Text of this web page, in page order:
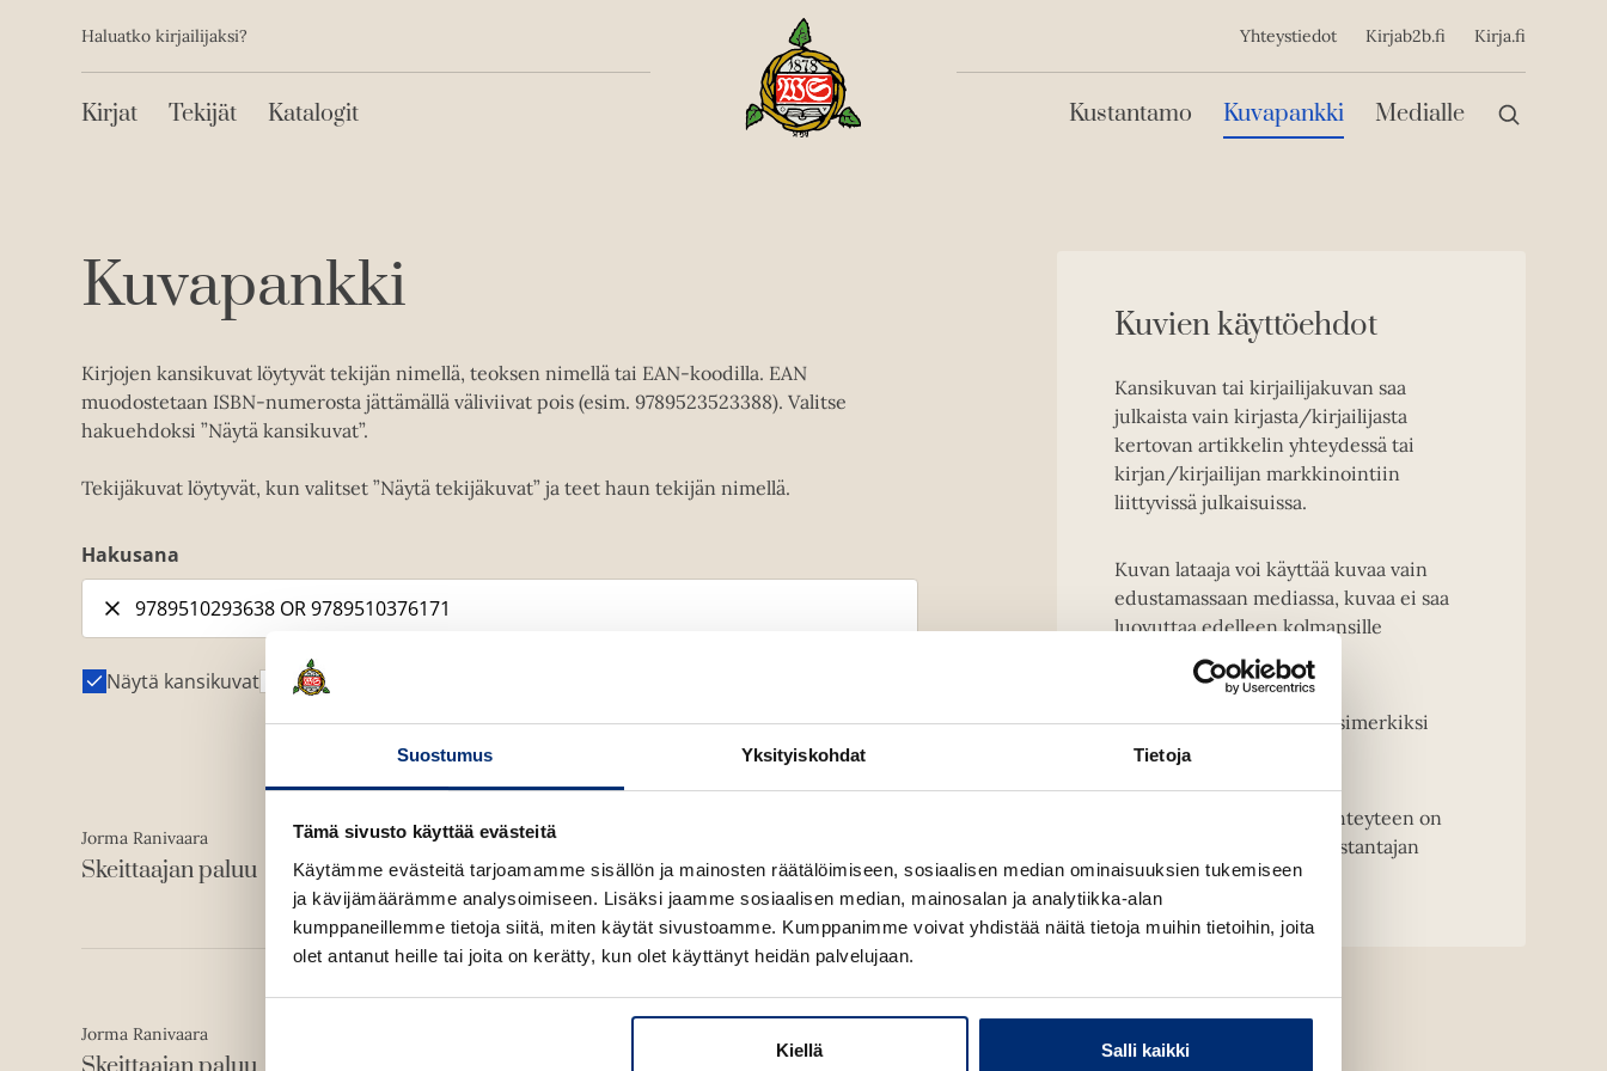
Suostumus Yksityiskohdat Tietoja
Tämä sivusto käyttää evästeitä
Käytämme evästeitä tarjoamamme sisällön ja mainosten räätälöimiseen, sosiaalisen median ominaisuuksien tukemiseen
ja kävijämäärämme analysoimiseen. Lisäksi jaamme sosiaalisen median, mainosalan ja analytiikka-alan
kumppaneillemme tietoja siitä, miten käytät sivustoamme. Kumppanimme voivat yhdistää näitä tietoja muihin tietoihin, joita
olet antanut heille tai joita on kerätty, kun olet käyttänyt heidän palvelujaan.
Kiellä Salli kaikki
sisältöönToissijainen
Haluatko kirjailijaksi?
Päävalikko
Kirjat Tekijät Katalogit
Yhteystiedot Kirjab2b.fi Kirja.fi
Päävalikko
Kustantamo Kuvapankki Medialle
Kuvapankki
Kirjojen kansikuvat löytyvät tekijän nimellä, teoksen nimellä tai EAN-koodilla. EAN
muodostetaan ISBN-numerosta jättämällä väliviivat pois (esim. 9789523523388). Valitse
hakuehdoksi ”Näytä kansikuvat”.
Tekijäkuvat löytyvät, kun valitset ”Näytä tekijäkuvat” ja teet haun tekijän nimellä.
Hakusana
Näytä kansikuvat Näytä tekijäkuvat
Jorma Ranivaara
Skeittaajan paluu
ISBN9789510376171
1580x2408px
O
p
n
s
n
n
w
Lataa
Jorma Ranivaara
Kuvien käyttöehdot
Kansikuvan tai kirjailijakuvan saa
julkaista vain kirjasta/kirjailijasta
kertovan artikkelin yhteydessä tai
kirjan/kirjailijan markkinointiin
liittyvissä julkaisuissa.
Kuvan lataaja voi käyttää kuvaa vain
edustamassaan mediassa, kuvaa ei saa
luovuttaa edelleen kolmansille
osapuolille.
Kansikuvien muuntelu, esimerkiksi
rajaaminen on kielletty.
HUOM! Kirjailijakuvien yhteyteen on
merkittävä kuvaajan ja kustantajan
nimi.